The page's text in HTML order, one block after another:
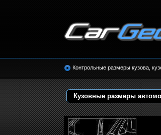
кузовные
Контрольные размеры кузова,
Кузовные размеры